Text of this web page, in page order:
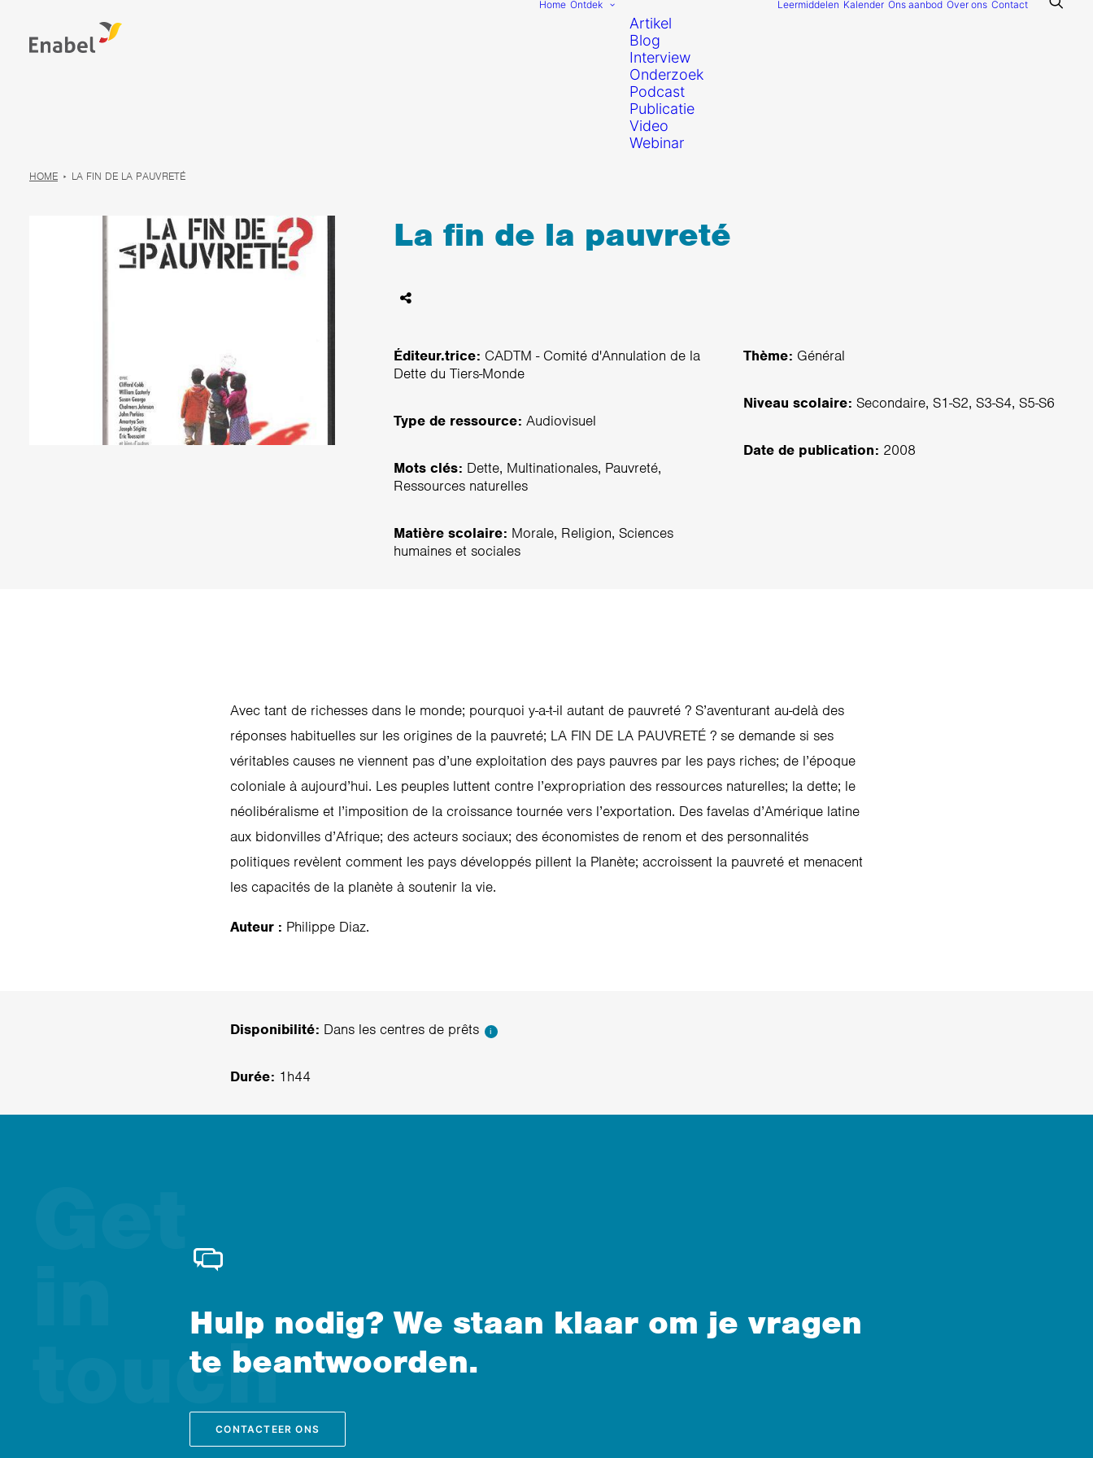
Home Ontdek
Artikel
Blog
Interview
Onderzoek
Podcast
Publicatie
Video
Webinar
Leermiddelen Kalender Ons aanbod Over ons Contact
HOME LA FIN DE LA PAUVRETÉ
La fin de la pauvreté
Éditeur.trice: CADTM - Comité d'Annulation de la
Dette du Tiers-Monde
Type de ressource: Audiovisuel
Mots clés: Dette, Multinationales, Pauvreté,
Ressources naturelles
Matière scolaire: Morale, Religion, Sciences
humaines et sociales
Thème: Général
Niveau scolaire: Secondaire, S1-S2, S3-S4, S5-S6
Date de publication: 2008
Avec tant de richesses dans le monde; pourquoi y-a-t-il autant de pauvreté ? S’aventurant au-delà des
réponses habituelles sur les origines de la pauvreté; LA FIN DE LA PAUVRETÉ ? se demande si ses
véritables causes ne viennent pas d’une exploitation des pays pauvres par les pays riches; de l’époque
coloniale à aujourd’hui. Les peuples luttent contre l’expropriation des ressources naturelles; la dette; le
néolibéralisme et l’imposition de la croissance tournée vers l’exportation. Des favelas d’Amérique latine
aux bidonvilles d’Afrique; des acteurs sociaux; des économistes de renom et des personnalités
politiques revèlent comment les pays développés pillent la Planète; accroissent la pauvreté et menacent
les capacités de la planète à soutenir la vie.
Auteur : Philippe Diaz.
Disponibilité: Dans les centres de prêts i
Durée: 1h44
Hulp nodig? We staan klaar om je vragen
te beantwoorden.
CONTACTEER ONS